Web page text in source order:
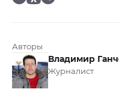
Авторы
Владимир
Журналист